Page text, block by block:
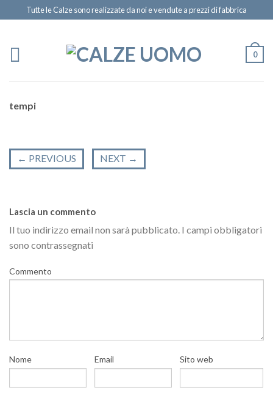
Tutte le Calze sono realizzate da noi e vendute a prezzi di fabbrica
0
tempi
← PREVIOUS NEXT →
Lascia un commento
Il tuo indirizzo email non sarà pubblicato. I campi obbligatori
sono contrassegnati
Commento
Nome Email Sito web